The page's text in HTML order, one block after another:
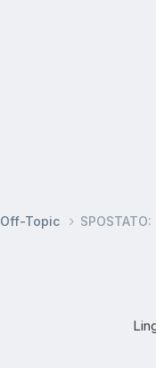
Off-Topic SPOSTATO: